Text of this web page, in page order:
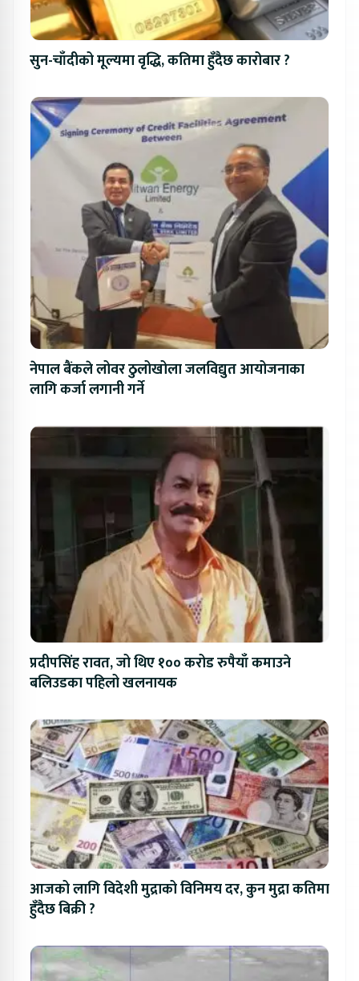
सुन-चाँदीको मूल्यमा वृद्धि, कतिमा हुँदैछ कारोबार ?
नेपाल बैंकले लोवर ठुलोखोला जलविद्युत आयोजनाका
लागि कर्जा लगानी गर्ने
प्रदीपसिंह रावत, जो थिए १०० करोड रुपैयाँ कमाउने
बलिउडका पहिलो खलनायक
आजको लागि विदेशी मुद्राको विनिमय दर, कुन मुद्रा कतिमा
हुँदैछ बिक्री ?